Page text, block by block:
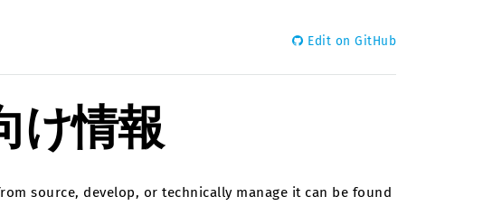
Edit on GitHub
け情報
source, develop, or technically manage it can be found